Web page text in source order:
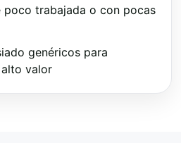
poco trabajada o con pocas
genéricos para
valor